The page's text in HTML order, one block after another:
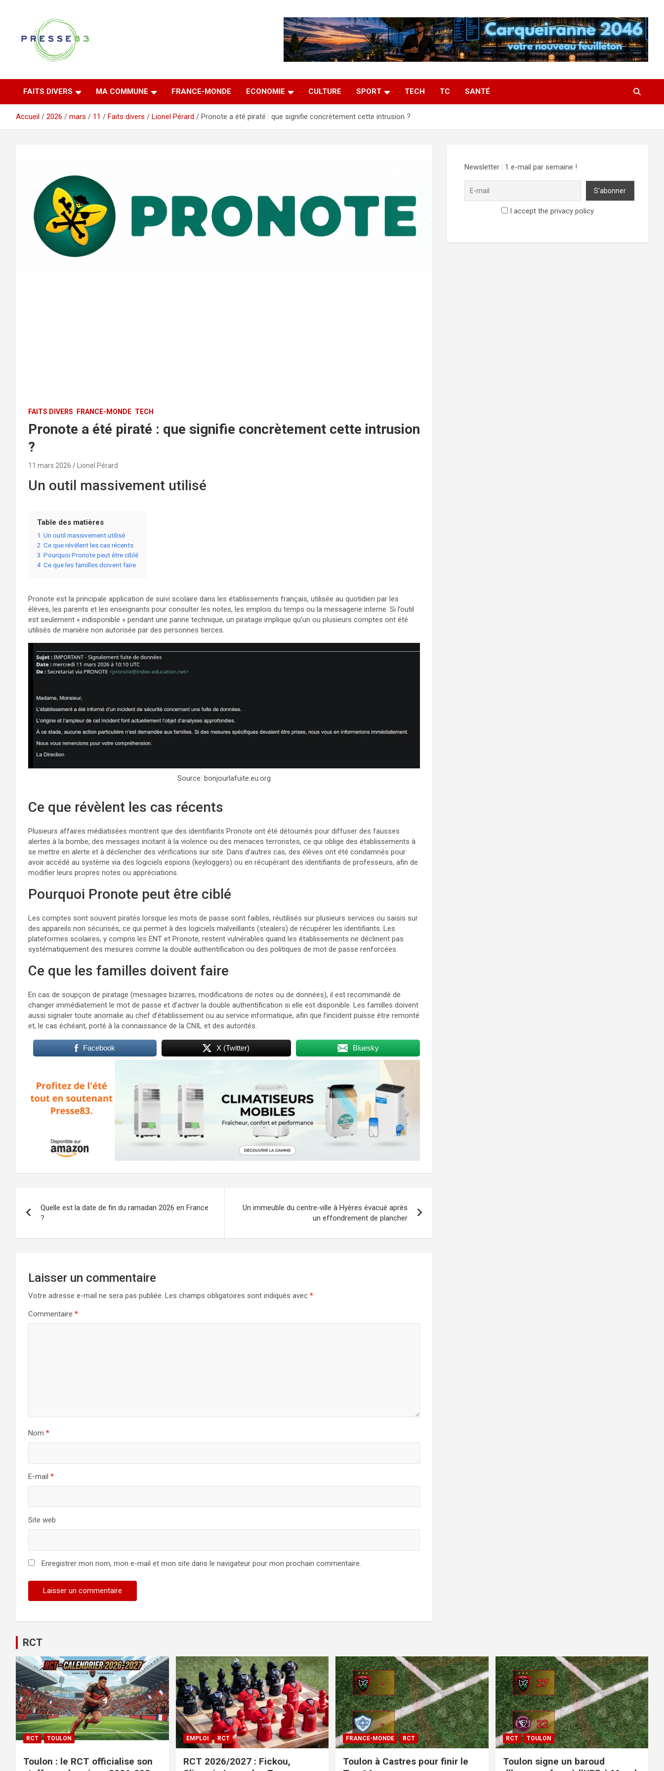
Presse 83
FAITS DIVERS MA COMMUNE FRANCE-MONDE ECONOMIE CULTURE SPORT TECH TC SANTÉ
Accueil 2026 mars 11 Faits divers Lionel Pérard Pronote a été piraté : que signifie concrètement cette intrusion ?
FAITS DIVERS FRANCE-MONDE TECH
Pronote a été piraté : que signifie concrètement cette intrusion
?
11 mars 2026 Lionel Pérard
Un outil massivement utilisé
Table des matières
1 Un outil massivement utilisé
2 Ce que révèlent les cas récents
3 Pourquoi Pronote peut être ciblé
4 Ce que les familles doivent faire
Pronote est la principale application de suivi scolaire dans les établissements français, utilisée au quotidien par les
élèves, les parents et les enseignants pour consulter les notes, les emplois du temps ou la messagerie interne. Si l’outil
est seulement « indisponible » pendant une panne technique, un piratage implique qu’un ou plusieurs comptes ont été
utilisés de manière non autorisée par des personnes tierces.
Source: bonjourlafuite.eu.org
Ce que révèlent les cas récents
Plusieurs affaires médiatisées montrent que des identifiants Pronote ont été détournés pour diffuser des fausses
alertes à la bombe, des messages incitant à la violence ou des menaces terroristes, ce qui oblige des établissements à
se mettre en alerte et à déclencher des vérifications sur site. Dans d’autres cas, des élèves ont été condamnés pour
avoir accédé au système via des logiciels espions (keyloggers) ou en récupérant des identifiants de professeurs, afin de
modifier leurs propres notes ou appréciations.
Pourquoi Pronote peut être ciblé
Les comptes sont souvent piratés lorsque les mots de passe sont faibles, réutilisés sur plusieurs services ou saisis sur
des appareils non sécurisés, ce qui permet à des logiciels malveillants (stealers) de récupérer les identifiants. Les
plateformes scolaires, y compris les ENT et Pronote, restent vulnérables quand les établissements ne déclinent pas
systématiquement des mesures comme la double authentification ou des politiques de mot de passe renforcées.
Ce que les familles doivent faire
En cas de soupçon de piratage (messages bizarres, modifications de notes ou de données), il est recommandé de
changer immédiatement le mot de passe et d’activer la double authentification si elle est disponible. Les familles doivent
aussi signaler toute anomalie au chef d’établissement ou au service informatique, afin que l’incident puisse être remonté
et, le cas échéant, porté à la connaissance de la CNIL et des autorités.
Facebook X (Twitter) Bluesky
de
l’article
Quelle est la date de fin du ramadan 2026 en France
?
Un immeuble du centre‑ville à Hyères évacué après
un effondrement de plancher
Laisser un commentaire
Votre adresse e-mail ne sera pas publiée. Les champs obligatoires sont indiqués avec *
Commentaire *
Nom *
E-mail *
Site web
Enregistrer mon nom, mon e-mail et mon site dans le navigateur pour mon prochain commentaire.
Newsletter : 1 e-mail par semaine !
I accept the privacy policy
RCT
RCT TOULON
Toulon : le RCT officialise son
EMPLOI RCT
RCT 2026/2027 : Fickou,
FRANCE-MONDE RCT
Toulon à Castres pour finir le
RCT TOULON
Toulon signe un baroud